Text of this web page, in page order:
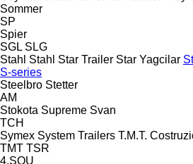
Sommer
SP
Spier
SGL SLG
Stahl Stahl Star Trailer Star Yagcilar
S-series
Steelbro Stetter
AM
Stokota Supreme Svan
TCH
Symex System Trailers T.M.T.
TMT TSR
4.SOU